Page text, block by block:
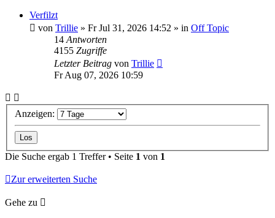
Verfilzt
von Trillie » Fr Jul 31, 2026 14:52 » in Off Topic
14 Antworten
4155 Zugriffe
Letzter Beitrag von Trillie
Fr Aug 07, 2026 10:59
Anzeigen:
Die Suche ergab 1 Treffer • Seite 1 von 1
Zur erweiterten Suche
Gehe zu